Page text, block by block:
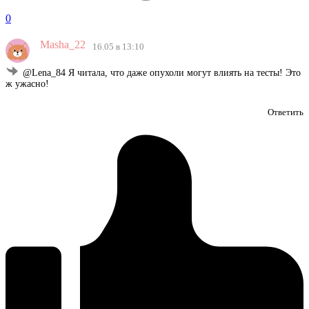
0
Masha_22 16.05 в 13:10
@Lena_84 Я читала, что даже опухоли могут влиять на тесты! Это
ж ужасно!
Ответить